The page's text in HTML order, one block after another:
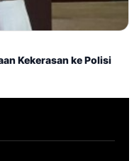
Kekerasan ke Polisi